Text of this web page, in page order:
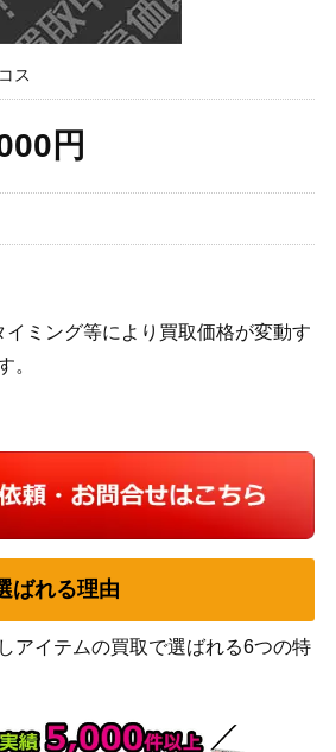
ス
円
ミング等により買取価格が変動す
。
ばれる理由
アイテムの買取で選ばれる6つの特